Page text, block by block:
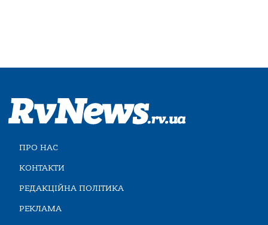
ПРО НАС
КОНТАКТИ
РЕДАКЦІЙНА ПОЛІТИКА
РЕКЛАМА